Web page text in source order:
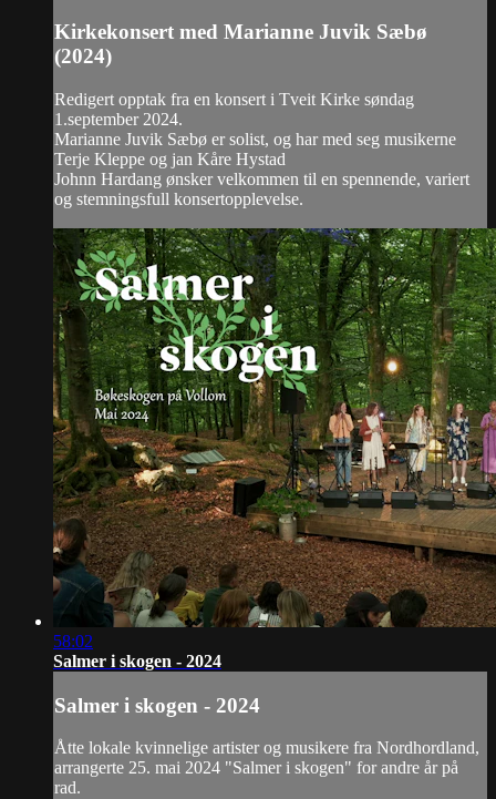
Kirkekonsert med Marianne Juvik Sæbø
(2024)
Redigert opptak fra en konsert i Tveit Kirke søndag
1.september 2024.
Marianne Juvik Sæbø er solist, og har med seg musikerne
Terje Kleppe og jan Kåre Hystad
Johnn Hardang ønsker velkommen til en spennende, variert
og stemningsfull konsertopplevelse.
58:02
Salmer i skogen - 2024
Salmer i skogen - 2024
Åtte lokale kvinnelige artister og musikere fra Nordhordland,
arrangerte 25. mai 2024 "Salmer i skogen" for andre år på
rad.